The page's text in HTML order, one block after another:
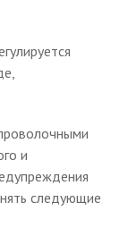
и
следующие